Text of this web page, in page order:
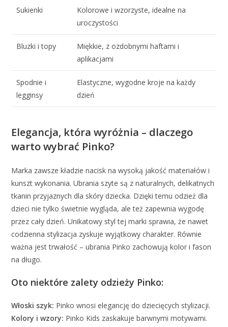
Sukienki
Kolorowe i wzorzyste, idealne na
uroczystości
Bluzki i topy
Miękkie, z ozdobnymi haftami i
aplikacjami
Spodnie i
legginsy
Elastyczne, wygodne kroje na każdy
dzień
Elegancja, która wyróżnia – dlaczego
warto wybrać Pinko?
Marka zawsze kładzie nacisk na wysoką jakość materiałów i
kunszt wykonania. Ubrania szyte są z naturalnych, delikatnych
tkanin przyjaznych dla skóry dziecka. Dzięki temu odzież dla
dzieci nie tylko świetnie wygląda, ale też zapewnia wygodę
przez cały dzień. Unikatowy styl tej marki sprawia, że nawet
codzienna stylizacja zyskuje wyjątkowy charakter. Równie
ważna jest trwałość – ubrania Pinko zachowują kolor i fason
na długo.
Oto niektóre zalety odzieży Pinko:
Włoski szyk: Pinko wnosi elegancję do dziecięcych stylizacji.
Kolory i wzory: Pinko Kids zaskakuje barwnymi motywami.